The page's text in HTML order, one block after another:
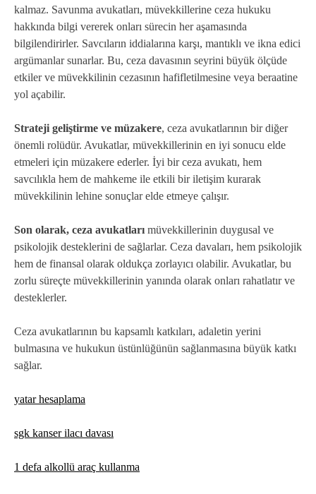
kalmaz. Savunma avukatları, müvekkillerine ceza hukuku
hakkında bilgi vererek onları sürecin her aşamasında
bilgilendirirler. Savcıların iddialarına karşı, mantıklı ve ikna edici
argümanlar sunarlar. Bu, ceza davasının seyrini büyük ölçüde
etkiler ve müvekkilinin cezasının hafifletilmesine veya beraatine
yol açabilir.
Strateji geliştirme ve müzakere, ceza avukatlarının bir diğer
önemli rolüdür. Avukatlar, müvekkillerinin en iyi sonucu elde
etmeleri için müzakere ederler. İyi bir ceza avukatı, hem
savcılıkla hem de mahkeme ile etkili bir iletişim kurarak
müvekkilinin lehine sonuçlar elde etmeye çalışır.
Son olarak, ceza avukatları müvekkillerinin duygusal ve
psikolojik desteklerini de sağlarlar. Ceza davaları, hem psikolojik
hem de finansal olarak oldukça zorlayıcı olabilir. Avukatlar, bu
zorlu süreçte müvekkillerinin yanında olarak onları rahatlatır ve
desteklerler.
Ceza avukatlarının bu kapsamlı katkıları, adaletin yerini
bulmasına ve hukukun üstünlüğünün sağlanmasına büyük katkı
sağlar.
yatar hesaplama
sgk kanser ilacı davası
1 defa alkollü araç kullanma